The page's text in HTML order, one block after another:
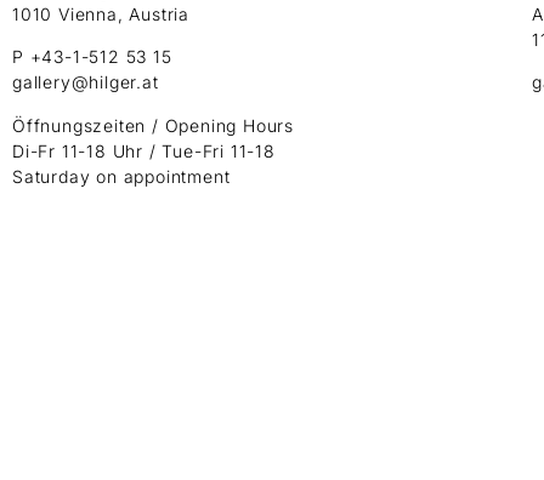
1010 Vienna, Austria
P +43-1-512 53 15
gallery@hilger.at
Öffnungszeiten / Opening Hours
Di-Fr 11-18 Uhr / Tue-Fri 11-18
Saturday on appointment